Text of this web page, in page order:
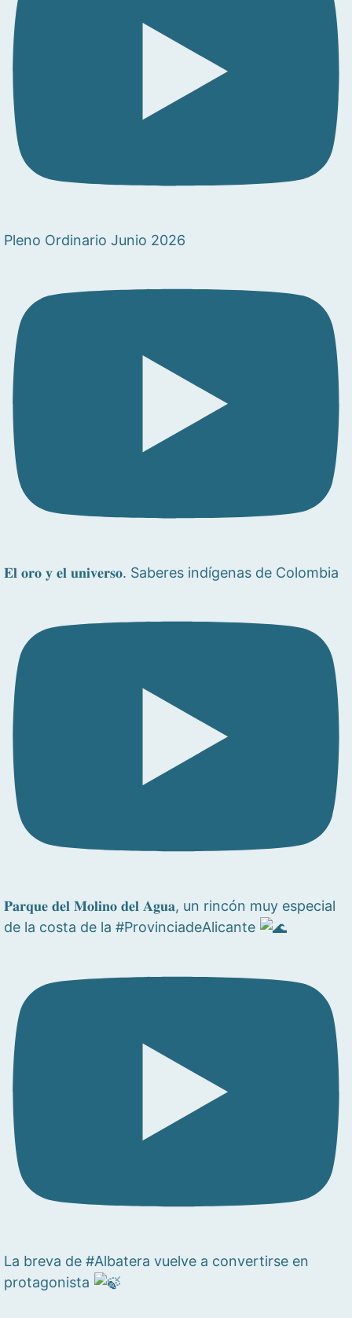
Pleno Ordinario Junio 2026
𝐄𝐥 𝐨𝐫𝐨 𝐲 𝐞𝐥 𝐮𝐧𝐢𝐯𝐞𝐫𝐬𝐨. Saberes indígenas de Colombia
𝐏𝐚𝐫𝐪𝐮𝐞 𝐝𝐞𝐥 𝐌𝐨𝐥𝐢𝐧𝐨 𝐝𝐞𝐥 𝐀𝐠𝐮𝐚, un rincón muy especial
de la costa de la #ProvinciadeAlicante
La breva de #Albatera vuelve a convertirse en
protagonista